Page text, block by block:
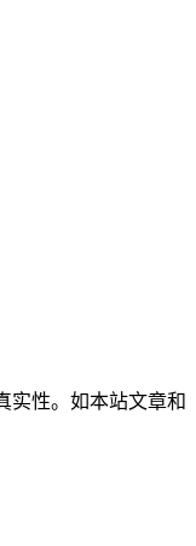
实性。如本站文章和